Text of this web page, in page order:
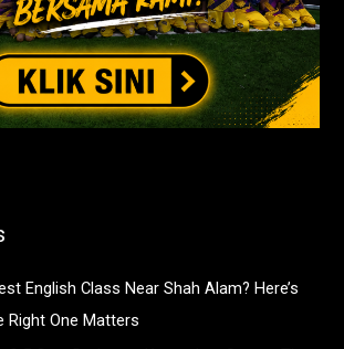
English Class Near Shah Alam? Here’s
Right One Matters